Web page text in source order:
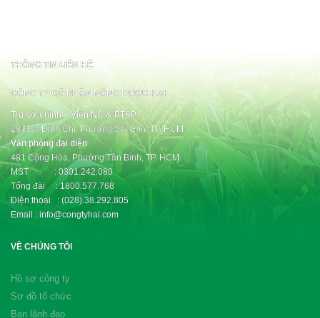
THÔNG TIN LIÊN HỆ
CÔNG TY CỔ PHẦN NÔNG DƯỢC HAI
Trụ sở chính – Viện NC & PTSP
28 Mạc Đĩnh Chi, Phường Sài Gòn, TP. HCM
Văn phòng đại diện
481 Cộng Hòa, Phường Tân Bình, TP. HCM
MST : 0301.242.080
Tổng đài : 1800.577.768
Điện thoại : (028).38.292.805
Email : info@congtyhai.com
VỀ CHÚNG TÔI
Hồ sơ công ty
Sơ đồ tổ chức
Ban lãnh đạo